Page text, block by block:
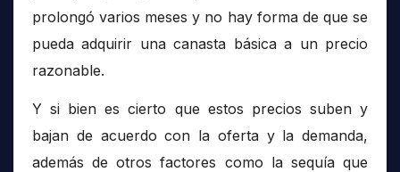
prolongó varios meses y no hay forma de que se
pueda adquirir una canasta básica a un precio
razonable.
Y si bien es cierto que estos precios suben y
bajan de acuerdo con la oferta y la demanda,
además de otros factores como la sequía que